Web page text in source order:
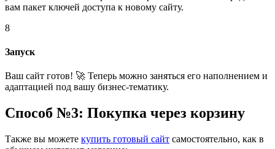
вам пакет ключей доступа к новому сайту.
8
Запуск
Ваш сайт готов! 🚀 Теперь можно заняться его наполнением и
адаптацией под вашу бизнес-тематику.
Способ №3: Покупка через корзину
Также вы можете купить готовый сайт самостоятельно, как в